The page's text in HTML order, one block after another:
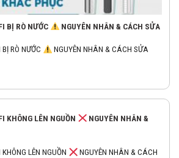
BỊ RÒ NƯỚC
NGUYÊN NHÂN & CÁCH SỬA
RÒ NƯỚC
NGUYÊN NHÂN & CÁCH SỬA
KHÔNG LÊN NGUỒN
NGUYÊN NHÂN &
LÊN NGUỒN
NGUYÊN NHÂN & CÁCH